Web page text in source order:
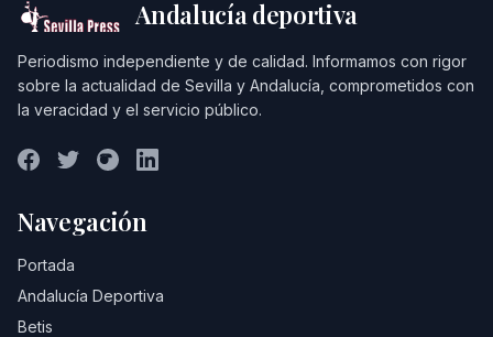
Andalucía deportiva
Periodismo independiente y de calidad. Informamos con rigor
sobre la actualidad de Sevilla y Andalucía, comprometidos con
la veracidad y el servicio público.
Navegación
Portada
Andalucía Deportiva
Betis